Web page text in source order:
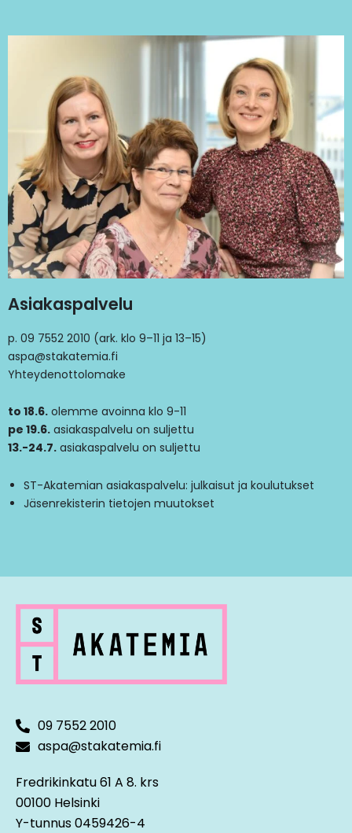
Asiakaspalvelu
p. 09 7552 2010 (ark. klo 9–11 ja 13–15)
aspa@stakatemia.fi
Yhteydenottolomake
to 18.6. olemme avoinna klo 9-11
pe 19.6. asiakaspalvelu on suljettu
13.-24.7. asiakaspalvelu on suljettu
ST-Akatemian asiakaspalvelu: julkaisut ja koulutukset
Jäsenrekisterin tietojen muutokset
09 7552 2010
aspa@stakatemia.fi
Fredrikinkatu 61 A 8. krs
00100 Helsinki
Y-tunnus 0459426-4